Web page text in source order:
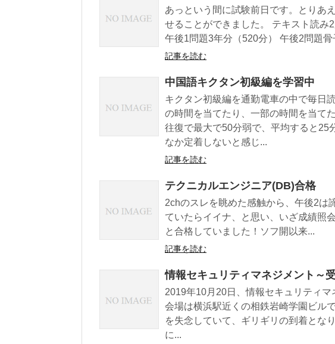
あっという間に試験前日です。とりあ
せることができました。 テキスト読み
午後1問題3年分（520分） 午後2問題
記事を読む
中国語キクタン初級編を学習中
キクタン初級編を通勤電車の中で毎日
の時間を当てたり、一部の時間を当て
往復で最大で50分弱で、平均すると25
なか定着しないと感じ...
記事を読む
テクニカルエンジニア(DB)合格
2chのスレを眺めた感触から、午後2は
ていたらイイナ、と思い、いざ成績照
と合格していました！ソフ開以来...
記事を読む
情報セキュリティマネジメント～
2019年10月20日、情報セキュリティマ
会場は横浜駅近くの相鉄岩崎学園ビル
を失念していて、ギリギリの到着とな
に...